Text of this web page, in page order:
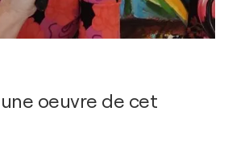
oeuvre de cet